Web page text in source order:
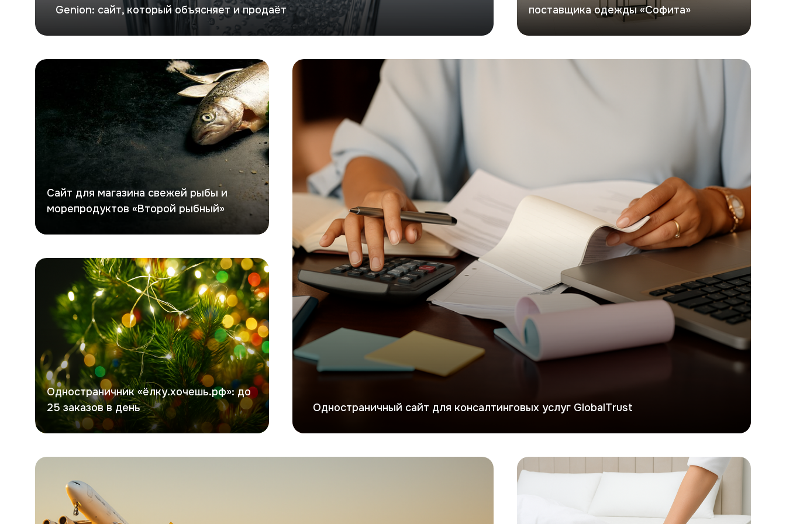
Genion: сайт, который объясняет и продаёт
поставщика одежды «Софита»
Второй рыбный
Сайт для магазина свежей рыбы и
морепродуктов «Второй рыбный»
GlobalTrust
Одностраничный сайт для консалтинговых услуг GlobalTrust
Хочешь елку
Одностраничник «ёлку.хочешь.рф»: до
25 заказов в день
Фаст Автотранс Персона